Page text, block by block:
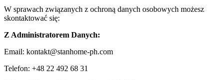
W sprawach związanych z ochroną danych osobowych możesz
skontaktować się:
Z Administratorem Danych:
Email: kontakt@stanhome-ph.com
Telefon: +48 22 492 68 31